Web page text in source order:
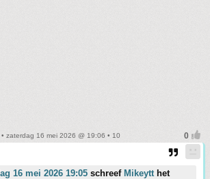
• zaterdag 16 mei 2026 @ 19:06 • 10
16 mei 2026 19:05 schreef Mikeytt het